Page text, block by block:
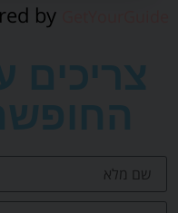
by
צריכים